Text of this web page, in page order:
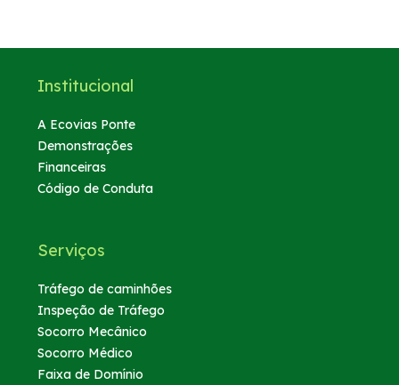
Institucional
A Ecovias Ponte
Demonstrações
Financeiras
Código de Conduta
Serviços
Tráfego de caminhões
Inspeção de Tráfego
Socorro Mecânico
Socorro Médico
Faixa de Domínio